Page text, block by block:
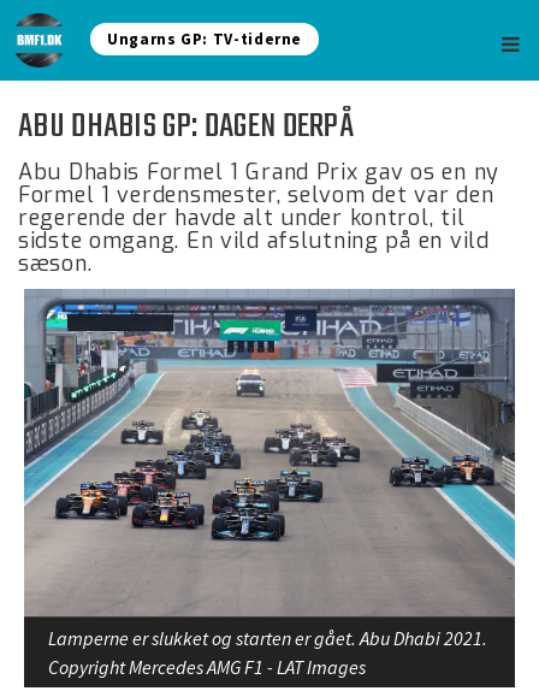
Ungarns GP: TV-tiderne
ABU DHABIS GP: DAGEN DERPÅ
Abu Dhabis Formel 1 Grand Prix gav os en ny
Formel 1 verdensmester, selvom det var den
regerende der havde alt under kontrol, til
sidste omgang. En vild afslutning på en vild
sæson.
Lamperne er slukket og starten er gået. Abu Dhabi 2021.
Copyright Mercedes AMG F1 - LAT Images